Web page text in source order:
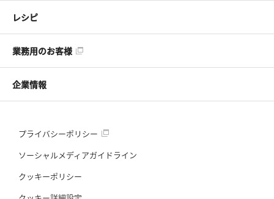
レシピ
業務用のお客様
企業情報
プライバシーポリシー
ソーシャルメディアガイドライン
クッキーポリシー